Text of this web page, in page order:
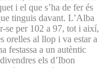
i el que s’ha de fer és
tinguis davant. L’Alba
se per 102 a 97, tot i així,
orelles al llop i va estar a
festassa a un autèntic
els d’Ibon